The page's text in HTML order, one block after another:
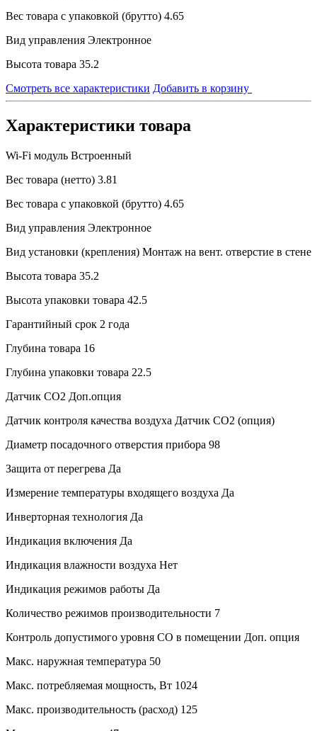
Вес товара с упаковкой (брутто) 4.65
Вид управления Электронное
Высота товара 35.2
Смотреть все характеристики Добавить в корзину
Характеристики товара
Wi-Fi модуль Встроенный
Вес товара (нетто) 3.81
Вес товара с упаковкой (брутто) 4.65
Вид управления Электронное
Вид установки (крепления) Монтаж на вент. отверстие в стене
Высота товара 35.2
Высота упаковки товара 42.5
Гарантийный срок 2 года
Глубина товара 16
Глубина упаковки товара 22.5
Датчик CO2 Доп.опция
Датчик контроля качества воздуха Датчик CO2 (опция)
Диаметр посадочного отверстия прибора 98
Защита от перегрева Да
Измерение температуры входящего воздуха Да
Инверторная технология Да
Индикация включения Да
Индикация влажности воздуха Нет
Индикация режимов работы Да
Количество режимов производительности 7
Контроль допустимого уровня CO в помещении Доп. опция
Макс. наружная температура 50
Макс. потребляемая мощность, Вт 1024
Макс. производительность (расход) 125